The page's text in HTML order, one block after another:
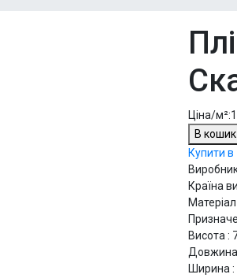
Ціна/м²:
В кошик
Купити в
Країна
Висота :
Ширина